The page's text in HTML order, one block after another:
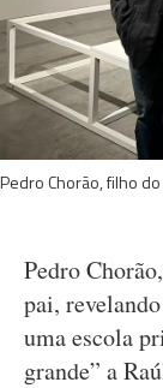
Pedro Chorão, filho
Pedro
pai,
uma escola
grande” a